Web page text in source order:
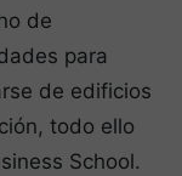
de
para
de edificios
todo ello
School.